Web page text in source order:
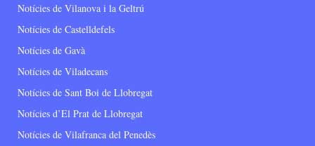
Notícies de Vilanova i la Geltrú
Notícies de Castelldefels
Notícies de Gavà
Notícies de Viladecans
Notícies de Sant Boi de Llobregat
Notícies d’El Prat de Llobregat
Notícies de Vilafranca del Penedès